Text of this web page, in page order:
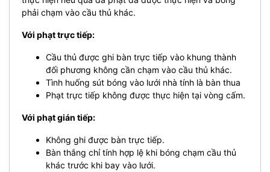
phải chạm vào cầu thủ khác.
Với phạt trực tiếp:
Cầu thủ được ghi bàn trực tiếp vào khung thành
đối phương không cần chạm vào cầu thủ khác.
Tình huống sút bóng vào lưới nhà tính là bàn thua
Phạt trực tiếp không được thực hiện tại vòng cấm.
Với phạt gián tiếp:
Không ghi được bàn trực tiếp.
Bàn thắng chỉ tính hợp lệ khi bóng chạm cầu thủ
khác trước khi bay vào lưới.